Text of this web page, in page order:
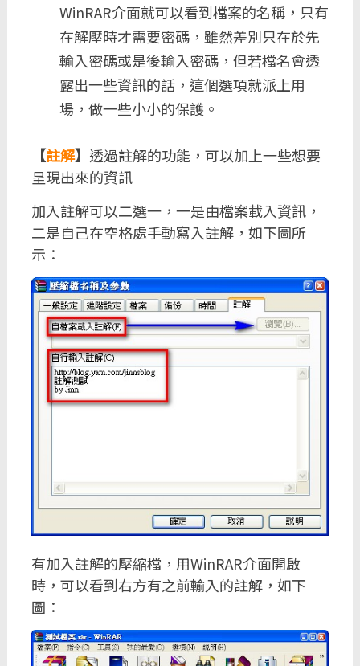
WinRAR介面就可以看到檔案的名稱，只有
在解壓時才需要密碼，雖然差別只在於先
輸入密碼或是後輸入密碼，但若檔名會透
露出一些資訊的話，這個選項就派上用
場，做一些小小的保護。
【註解】 透過註解的功能，可以加上一些想要
呈現出來的資訊
加入註解可以二選一，一是由檔案載入資訊，
二是自己在空格處手動寫入註解，如下圖所
示：
有加入註解的壓縮檔，用WinRAR介面開啟
時，可以看到右方有之前輸入的註解，如下
圖：